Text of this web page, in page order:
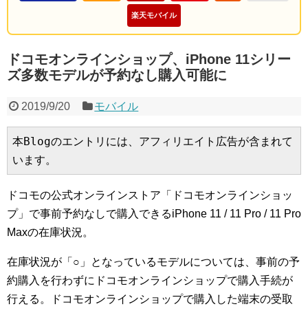
楽天モバイル
ドコモオンラインショップ、iPhone 11シリー
ズ多数モデルが予約なし購入可能に
2019/9/20 モバイル
本Blogのエントリには、アフィリエイト広告が含まれて
います。
ドコモの公式オンラインストア「ドコモオンラインショッ
プ」で事前予約なしで購入できるiPhone 11 / 11 Pro / 11 Pro
Maxの在庫状況。
在庫状況が「○」となっているモデルについては、事前の予
約購入を行わずにドコモオンラインショップで購入手続が
行える。ドコモオンラインショップで購入した端末の受取